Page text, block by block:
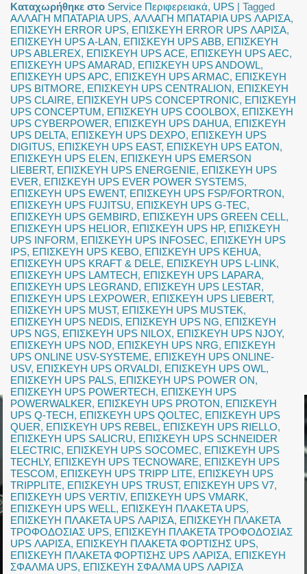
Καταχωρήθηκε στο Service Περιφερειακά, UPS |Tagged
ΑΛΛΑΓΗ ΜΠΑΤΑΡΙΑ UPS,ΑΛΛΑΓΗ ΜΠΑΤΑΡΙΑ UPS ΛΑΡΙΣΑ,
ΕΠΙΣΚΕΥΗ ERROR UPS, ΕΠΙΣΚΕΥΗ ERROR UPS ΛΑΡΙΣΑ,
ΕΠΙΣΚΕΥΗ UPS A-LAN, ΕΠΙΣΚΕΥΗ UPS ABB, ΕΠΙΣΚΕΥΗ
UPS ABLEREX, ΕΠΙΣΚΕΥΗ UPS ACE, ΕΠΙΣΚΕΥΗ UPS AEC,
ΕΠΙΣΚΕΥΗ UPS AMARAD, ΕΠΙΣΚΕΥΗ UPS ANDOWL,
ΕΠΙΣΚΕΥΗ UPS APC, ΕΠΙΣΚΕΥΗ UPS ARMAC, ΕΠΙΣΚΕΥΗ
UPS BITMORE, ΕΠΙΣΚΕΥΗ UPS CENTRALION, ΕΠΙΣΚΕΥΗ
UPS CLAIRE, ΕΠΙΣΚΕΥΗ UPS CONCEPTRONIC, ΕΠΙΣΚΕΥΗ
UPS CONCEPTUM, ΕΠΙΣΚΕΥΗ UPS COOLBOX, ΕΠΙΣΚΕΥΗ
UPS CYBERPOWER, ΕΠΙΣΚΕΥΗ UPS DAHUA, ΕΠΙΣΚΕΥΗ
UPS DELTA, ΕΠΙΣΚΕΥΗ UPS DEXPO, ΕΠΙΣΚΕΥΗ UPS
DIGITUS, ΕΠΙΣΚΕΥΗ UPS EAST, ΕΠΙΣΚΕΥΗ UPS EATON,
ΕΠΙΣΚΕΥΗ UPS ELEN, ΕΠΙΣΚΕΥΗ UPS EMERSON
LIEBERT, ΕΠΙΣΚΕΥΗ UPS ENERGENIE, ΕΠΙΣΚΕΥΗ UPS
EVER, ΕΠΙΣΚΕΥΗ UPS EVER POWER SYSTEMS,
ΕΠΙΣΚΕΥΗ UPS EWENT, ΕΠΙΣΚΕΥΗ UPS FSP/FORTRON,
ΕΠΙΣΚΕΥΗ UPS FUJITSU, ΕΠΙΣΚΕΥΗ UPS G-TEC,
ΕΠΙΣΚΕΥΗ UPS GEMBIRD, ΕΠΙΣΚΕΥΗ UPS GREEN CELL,
ΕΠΙΣΚΕΥΗ UPS HELIOR, ΕΠΙΣΚΕΥΗ UPS HP, ΕΠΙΣΚΕΥΗ
UPS INFORM, ΕΠΙΣΚΕΥΗ UPS INFOSEC, ΕΠΙΣΚΕΥΗ UPS
IPS, ΕΠΙΣΚΕΥΗ UPS KEBO, ΕΠΙΣΚΕΥΗ UPS KEHUA,
ΕΠΙΣΚΕΥΗ UPS KRAFT & DELE, ΕΠΙΣΚΕΥΗ UPS L-LINK,
ΕΠΙΣΚΕΥΗ UPS LAMTECH, ΕΠΙΣΚΕΥΗ UPS LAPARA,
ΕΠΙΣΚΕΥΗ UPS LEGRAND, ΕΠΙΣΚΕΥΗ UPS LESTAR,
ΕΠΙΣΚΕΥΗ UPS LEXPOWER, ΕΠΙΣΚΕΥΗ UPS LIEBERT,
ΕΠΙΣΚΕΥΗ UPS MUST, ΕΠΙΣΚΕΥΗ UPS MUSTEK,
ΕΠΙΣΚΕΥΗ UPS NEDIS, ΕΠΙΣΚΕΥΗ UPS NG, ΕΠΙΣΚΕΥΗ
UPS NGS, ΕΠΙΣΚΕΥΗ UPS NILOX, ΕΠΙΣΚΕΥΗ UPS NJOY,
ΕΠΙΣΚΕΥΗ UPS NOD, ΕΠΙΣΚΕΥΗ UPS NRG, ΕΠΙΣΚΕΥΗ
UPS ONLINE USV-SYSTEME, ΕΠΙΣΚΕΥΗ UPS ONLINE-
USV, ΕΠΙΣΚΕΥΗ UPS ORVALDI, ΕΠΙΣΚΕΥΗ UPS OWL,
ΕΠΙΣΚΕΥΗ UPS PALS, ΕΠΙΣΚΕΥΗ UPS POWER ON,
ΕΠΙΣΚΕΥΗ UPS POWERTECH, ΕΠΙΣΚΕΥΗ UPS
POWERWALKER, ΕΠΙΣΚΕΥΗ UPS PROTON, ΕΠΙΣΚΕΥΗ
UPS Q-TECH, ΕΠΙΣΚΕΥΗ UPS QOLTEC, ΕΠΙΣΚΕΥΗ UPS
QUER, ΕΠΙΣΚΕΥΗ UPS REBEL, ΕΠΙΣΚΕΥΗ UPS RIELLO,
ΕΠΙΣΚΕΥΗ UPS SALICRU, ΕΠΙΣΚΕΥΗ UPS SCHNEIDER
ELECTRIC, ΕΠΙΣΚΕΥΗ UPS SOCOMEC, ΕΠΙΣΚΕΥΗ UPS
TECHLY, ΕΠΙΣΚΕΥΗ UPS TECNOWARE, ΕΠΙΣΚΕΥΗ UPS
TESCOM, ΕΠΙΣΚΕΥΗ UPS TRIPP LITE, ΕΠΙΣΚΕΥΗ UPS
TRIPPLITE, ΕΠΙΣΚΕΥΗ UPS TRUST, ΕΠΙΣΚΕΥΗ UPS V7,
ΕΠΙΣΚΕΥΗ UPS VERTIV, ΕΠΙΣΚΕΥΗ UPS VMARK,
ΕΠΙΣΚΕΥΗ UPS WELL, ΕΠΙΣΚΕΥΗ ΠΛΑΚΕΤΑ UPS,
ΕΠΙΣΚΕΥΗ ΠΛΑΚΕΤΑ UPS ΛΑΡΙΣΑ, ΕΠΙΣΚΕΥΗ ΠΛΑΚΕΤΑ
ΤΡΟΦΟΔΟΣΙΑΣ UPS, ΕΠΙΣΚΕΥΗ ΠΛΑΚΕΤΑ ΤΡΟΦΟΔΟΣΙΑΣ
UPS ΛΑΡΙΣΑ, ΕΠΙΣΚΕΥΗ ΠΛΑΚΕΤΑ ΦΟΡΤΙΣΗΣ UPS,
ΕΠΙΣΚΕΥΗ ΠΛΑΚΕΤΑ ΦΟΡΤΙΣΗΣ UPS ΛΑΡΙΣΑ, ΕΠΙΣΚΕΥΗ
ΣΦΑΛΜΑ UPS, ΕΠΙΣΚΕΥΗ ΣΦΑΛΜΑ UPS ΛΑΡΙΣΑ